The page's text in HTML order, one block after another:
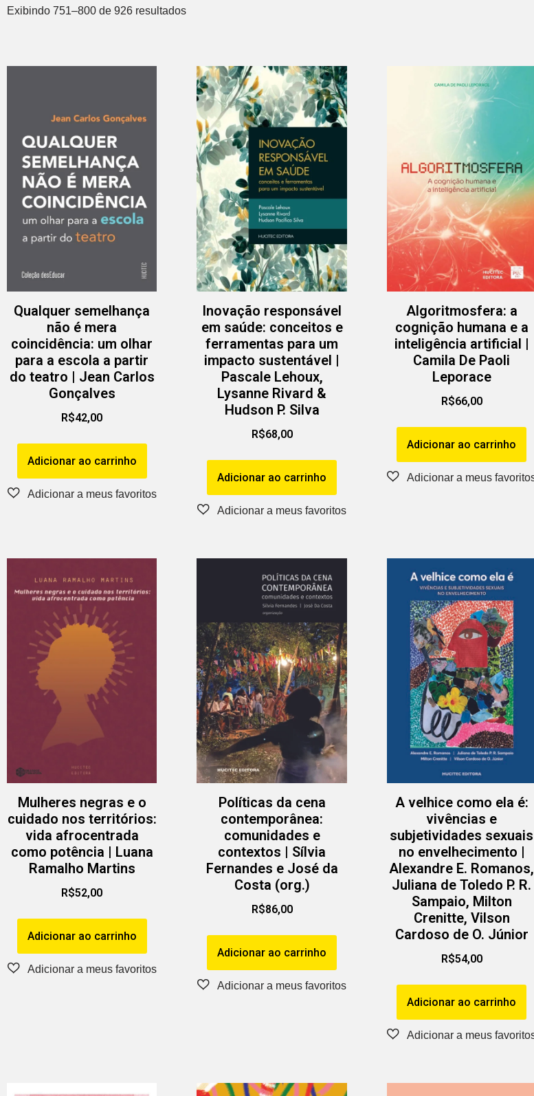
Exibindo 751–800 de 926 resultados
Qualquer semelhança
não é mera
coincidência: um olhar
para a escola a partir
do teatro | Jean Carlos
Gonçalves
R$42,00
Adicionar ao carrinho
Inovação responsável
em saúde: conceitos e
ferramentas para um
impacto sustentável |
Pascale Lehoux,
Lysanne Rivard &
Hudson P. Silva
R$68,00
Adicionar ao carrinho
Algoritmosfera: a
cognição humana e a
inteligência artificial |
Camila De Paoli
Leporace
R$66,00
Adicionar ao carrinho
Mulheres negras e o
cuidado nos territórios:
vida afrocentrada
como potência | Luana
Ramalho Martins
R$52,00
Adicionar ao carrinho
Políticas da cena
contemporânea:
comunidades e
contextos | Sílvia
Fernandes e José da
Costa (org.)
R$86,00
Adicionar ao carrinho
A velhice como ela é:
vivências e
subjetividades sexuais
no envelhecimento |
Alexandre E. Romanos,
Juliana de Toledo P. R.
Sampaio, Milton
Crenitte, Vilson
Cardoso de O. Júnior
R$54,00
Adicionar ao carrinho